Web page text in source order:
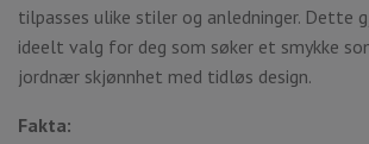
tilpasses ulike stiler og anledninger. Dette
ideelt valg for deg som søker et smykke
jordnær skjønnhet med tidløs design.
Fakta: